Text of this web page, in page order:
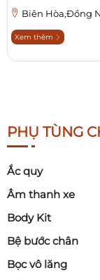
Biên Hòa,Đồng
Xem thêm
PHỤ TÙNG
Ắc quy
Âm thanh xe
Body Kit
Bệ bước chân
Bọc vô lăng